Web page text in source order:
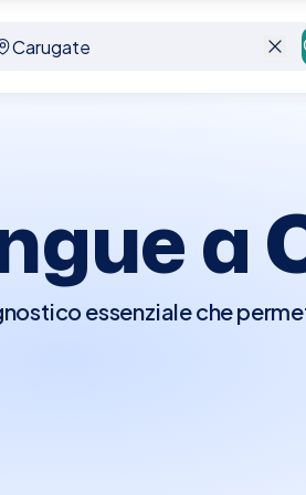
a
essenziale che